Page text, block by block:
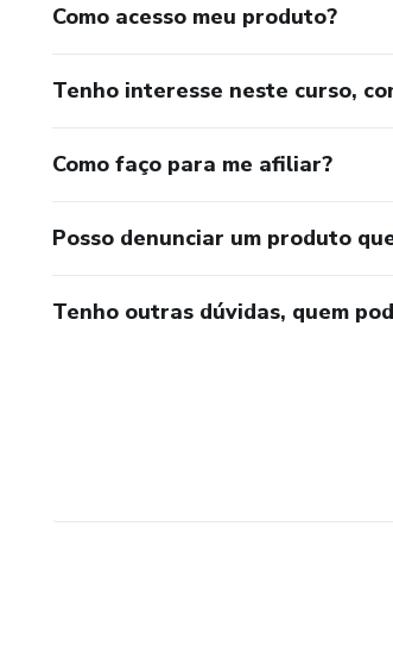
Como acesso meu produto?
Tenho interesse neste curso,
Como faço para me afiliar?
Posso denunciar um produto
Tenho outras dúvidas, quem